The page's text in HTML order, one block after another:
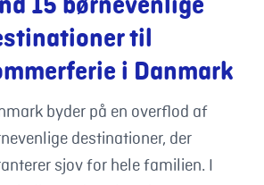
15 børnevenlige
til
i Danmark
byder på en overflod af
destinationer, der
sjov for hele familien. I